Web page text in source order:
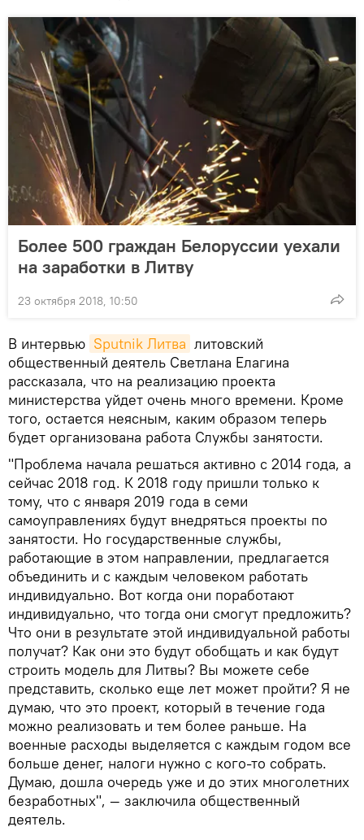
Более 500 граждан Белоруссии уехали
на заработки в Литву
23 октября 2018, 10:50
В интервью Sputnik Литва литовский
общественный деятель Светлана Елагина
рассказала, что на реализацию проекта
министерства уйдет очень много времени. Кроме
того, остается неясным, каким образом теперь
будет организована работа Службы занятости.
"Проблема начала решаться активно с 2014 года, а
сейчас 2018 год. К 2018 году пришли только к
тому, что с января 2019 года в семи
самоуправлениях будут внедряться проекты по
занятости. Но государственные службы,
работающие в этом направлении, предлагается
объединить и с каждым человеком работать
индивидуально. Вот когда они поработают
индивидуально, что тогда они смогут предложить?
Что они в результате этой индивидуальной работы
получат? Как они это будут обобщать и как будут
строить модель для Литвы? Вы можете себе
представить, сколько еще лет может пройти? Я не
думаю, что это проект, который в течение года
можно реализовать и тем более раньше. На
военные расходы выделяется с каждым годом все
больше денег, налоги нужно с кого-то собрать.
Думаю, дошла очередь уже и до этих многолетних
безработных", — заключила общественный
деятель.